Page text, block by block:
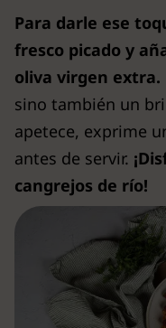
Para darle ese
fresco picado y
oliva virgen extra.
sino también un
apetece, exprime
antes de servir.
cangrejos de río!